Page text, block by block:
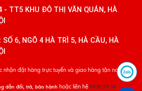
- TT5 KHU ĐÔ THỊ VĂN QUÁN, HÀ
SỐ 6, NGÕ 4 HÀ TRÌ 5, HÀ CẦU, HÀ
nhận đặt hàng trực tuyến và giao hàng tận nơi
dẫn đổi, trả, bảo hành hoặc liên hệ 0939 911 116